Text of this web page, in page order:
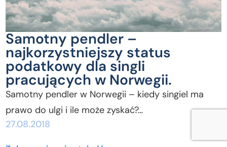
Samotny pendler –
najkorzystniejszy status
podatkowy dla singli
pracujących w Norwegii.
Samotny pendler w Norwegii – kiedy singiel ma
prawo do ulgi i ile może zyskać?…
27.08.2018